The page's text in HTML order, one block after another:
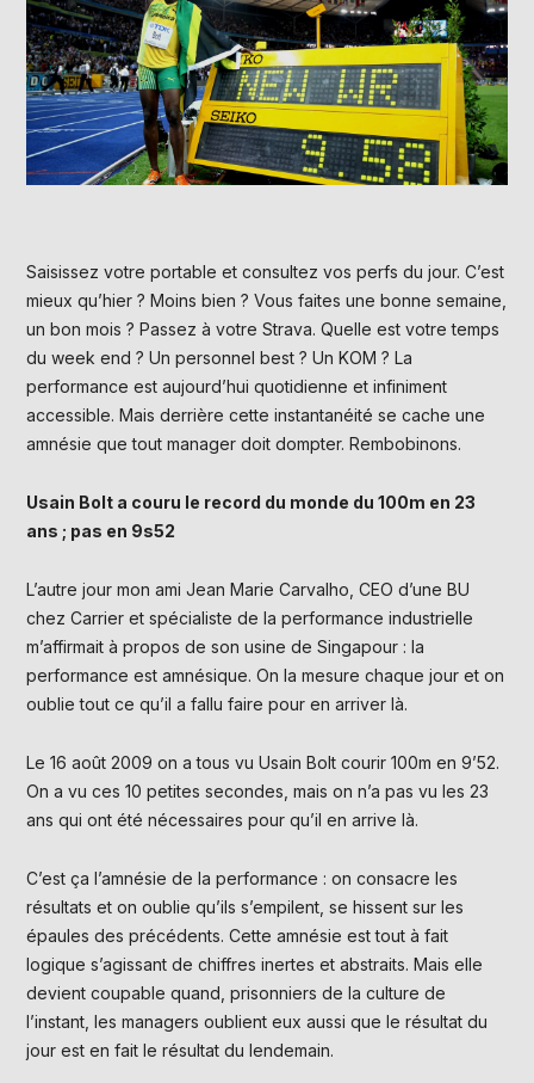
Saisissez votre portable et consultez vos perfs du jour. C’est
mieux qu’hier ? Moins bien ? Vous faites une bonne semaine,
un bon mois ? Passez à votre Strava. Quelle est votre temps
du week end ? Un personnel best ? Un KOM ? La
performance est aujourd’hui quotidienne et infiniment
accessible. Mais derrière cette instantanéité se cache une
amnésie que tout manager doit dompter. Rembobinons.
Usain Bolt a couru le record du monde du 100m en 23
ans ; pas en 9s52
L’autre jour mon ami Jean Marie Carvalho, CEO d’une BU
chez Carrier et spécialiste de la performance industrielle
m’affirmait à propos de son usine de Singapour : la
performance est amnésique. On la mesure chaque jour et on
oublie tout ce qu’il a fallu faire pour en arriver là.
Le 16 août 2009 on a tous vu Usain Bolt courir 100m en 9’52.
On a vu ces 10 petites secondes, mais on n’a pas vu les 23
ans qui ont été nécessaires pour qu’il en arrive là.
C’est ça l’amnésie de la performance : on consacre les
résultats et on oublie qu’ils s’empilent, se hissent sur les
épaules des précédents. Cette amnésie est tout à fait
logique s’agissant de chiffres inertes et abstraits. Mais elle
devient coupable quand, prisonniers de la culture de
l’instant, les managers oublient eux aussi que le résultat du
jour est en fait le résultat du lendemain.